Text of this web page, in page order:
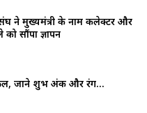
ने मुख्यमंत्री के नाम कलेक्टर और
सौंपा ज्ञापन
जाने शुभ अंक और रंग…